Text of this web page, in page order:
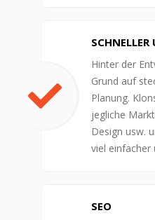
Hinter der
Grund auf
Planung.
jegliche
Design usw.
viel einfacher
SEO